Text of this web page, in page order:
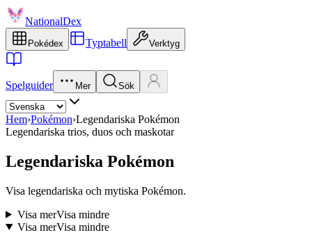
NationalDex
Pokédex Typtabell Verktyg
Spelguider Mer Sök
Hem›Pokémon›Legendariska Pokémon
Legendariska trios, duos och maskotar
Legendariska Pokémon
Visa legendariska och mytiska Pokémon.
Visa merVisa mindre
Visa merVisa mindre